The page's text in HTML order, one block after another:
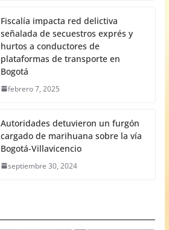
Fiscalía impacta red delictiva
señalada de secuestros exprés y
hurtos a conductores de
plataformas de transporte en
Bogotá
febrero 7, 2025
Autoridades detuvieron un furgón
cargado de marihuana sobre la vía
Bogotá-Villavicencio
septiembre 30, 2024